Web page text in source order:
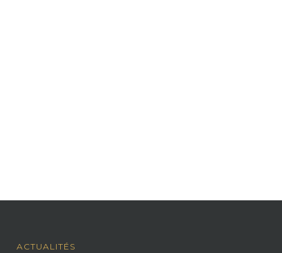
ACTUALITÉS